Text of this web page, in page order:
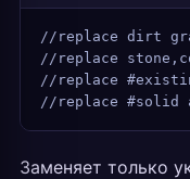
//replace dirt
//replace
//replace
//replace #solid
Заменяет только